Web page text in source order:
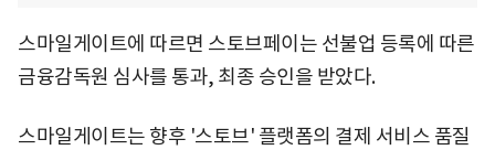
스마일게이트에 따르면 스토브페이는 선불업 등록에 따른
금융감독원 심사를 통과, 최종 승인을 받았다.
스마일게이트는 향후 '스토브' 플랫폼의 결제 서비스 품질